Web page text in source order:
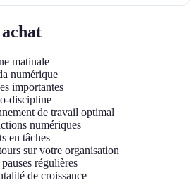
matinale
numérique
importantes
discipline
de travail optimal
numériques
en tâches
sur votre organisation
régulières
de croissance